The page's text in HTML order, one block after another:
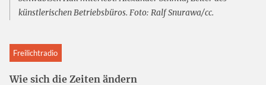
künstlerischen Betriebsbüros. Foto: Ralf Snurawa/cc.
Freilichtradio
Wie sich die Zeiten ändern